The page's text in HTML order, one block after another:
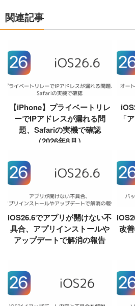
関連記事
【iPhone】プライベートリレ
ーでIPアドレスが漏れる問
題、Safariの実機で確認
（2026年8月）
「
iOS26.6でアプリが開けない不
具合、アプリインストールや
アップデートで解消の報告
改